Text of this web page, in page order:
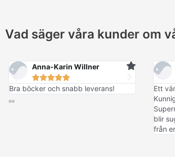
Vad säger våra kunder om
Anna-Karin Willner

Bra böcker och snabb leverans!
Ett
blir
från